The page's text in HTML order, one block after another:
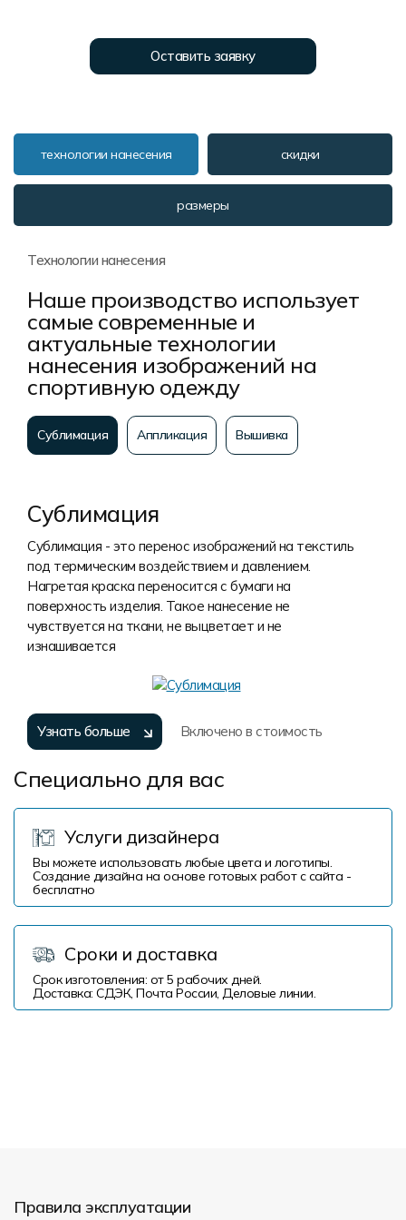
Оставить заявку
технологии нанесения скидки
размеры
Технологии нанесения
Наше производство использует
самые современные и
актуальные технологии
нанесения изображений на
спортивную одежду
Сублимация Аппликация Вышивка
Сублимация
Сублимация - это перенос изображений на текстиль
под термическим воздействием и давлением.
Нагретая краска переносится с бумаги на
поверхность изделия. Такое нанесение не
чувствуется на ткани, не выцветает и не
изнашивается
Узнать больше Включено в стоимость
Специально для вас
Услуги дизайнера
Вы можете использовать любые цвета и логотипы.
Создание дизайна на основе готовых работ с сайта -
бесплатно
Сроки и доставка
Срок изготовления: от 5 рабочих дней.
Доставка: СДЭК, Почта России, Деловые линии.
Правила эксплуатации
Распродажа
Реквизиты
Пользовательское соглашение